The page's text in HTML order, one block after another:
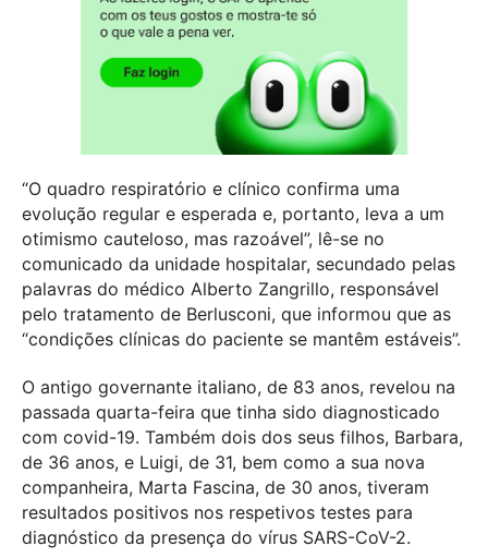
“O quadro respiratório e clínico confirma uma
evolução regular e esperada e, portanto, leva a um
otimismo cauteloso, mas razoável”, lê-se no
comunicado da unidade hospitalar, secundado pelas
palavras do médico Alberto Zangrillo, responsável
pelo tratamento de Berlusconi, que informou que as
“condições clínicas do paciente se mantêm estáveis”.
O antigo governante italiano, de 83 anos, revelou na
passada quarta-feira que tinha sido diagnosticado
com covid-19. Também dois dos seus filhos, Barbara,
de 36 anos, e Luigi, de 31, bem como a sua nova
companheira, Marta Fascina, de 30 anos, tiveram
resultados positivos nos respetivos testes para
diagnóstico da presença do vírus SARS-CoV-2.